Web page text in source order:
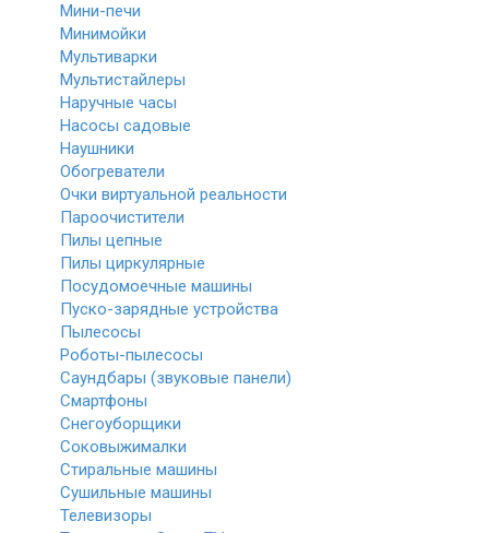
Мини-печи
Минимойки
Мультиварки
Мультистайлеры
Наручные часы
Насосы садовые
Наушники
Обогреватели
Очки виртуальной реальности
Пароочистители
Пилы цепные
Пилы циркулярные
Посудомоечные машины
Пуско-зарядные устройства
Пылесосы
Роботы-пылесосы
Саундбары (звуковые панели)
Смартфоны
Снегоуборщики
Соковыжималки
Стиральные машины
Сушильные машины
Телевизоры